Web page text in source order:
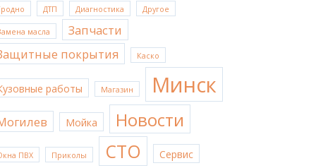
ДТП Диагностика Другое
масла
Запчасти
покрытия
Каско
работы Магазин Минск
Мойка Новости
ПВХ Приколы СТО Сервис